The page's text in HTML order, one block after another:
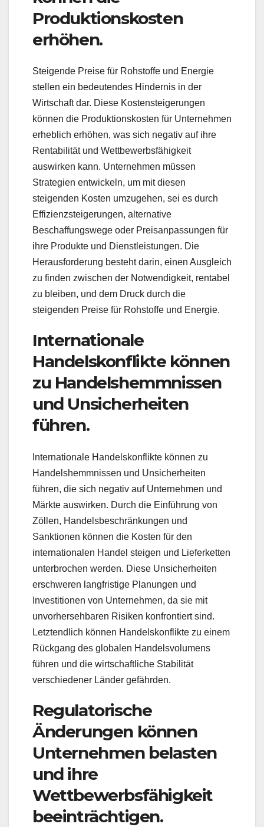
Produktionskosten
erhöhen.
Steigende Preise für Rohstoffe und Energie
stellen ein bedeutendes Hindernis in der
Wirtschaft dar. Diese Kostensteigerungen
können die Produktionskosten für Unternehmen
erheblich erhöhen, was sich negativ auf ihre
Rentabilität und Wettbewerbsfähigkeit
auswirken kann. Unternehmen müssen
Strategien entwickeln, um mit diesen
steigenden Kosten umzugehen, sei es durch
Effizienzsteigerungen, alternative
Beschaffungswege oder Preisanpassungen für
ihre Produkte und Dienstleistungen. Die
Herausforderung besteht darin, einen Ausgleich
zu finden zwischen der Notwendigkeit, rentabel
zu bleiben, und dem Druck durch die
steigenden Preise für Rohstoffe und Energie.
Internationale
Handelskonflikte können
zu Handelshemmnissen
und Unsicherheiten
führen.
Internationale Handelskonflikte können zu
Handelshemmnissen und Unsicherheiten
führen, die sich negativ auf Unternehmen und
Märkte auswirken. Durch die Einführung von
Zöllen, Handelsbeschränkungen und
Sanktionen können die Kosten für den
internationalen Handel steigen und Lieferketten
unterbrochen werden. Diese Unsicherheiten
erschweren langfristige Planungen und
Investitionen von Unternehmen, da sie mit
unvorhersehbaren Risiken konfrontiert sind.
Letztendlich können Handelskonflikte zu einem
Rückgang des globalen Handelsvolumens
führen und die wirtschaftliche Stabilität
verschiedener Länder gefährden.
Regulatorische
Änderungen können
Unternehmen belasten
und ihre
Wettbewerbsfähigkeit
beeinträchtigen.